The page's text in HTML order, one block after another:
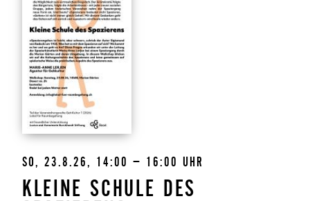
SO, 23.8.26, 14:00 – 16:00 UHR
KLEINE SCHULE DES